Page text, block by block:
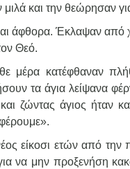
και την θεώρησαν
άφθορα. Έκλαψαν από
Θεό.
μέρα κατέφθαναν
τα άγια λείψανα
ζώντας άγιος ήταν
είκοσι ετών από
να μην προξενήση